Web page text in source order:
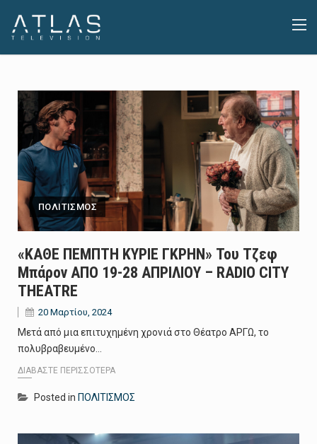
ΠΟΛΙΤΙΣΜΟΣ
«ΚΑΘΕ ΠΕΜΠΤΗ ΚΥΡΙΕ ΓΚΡΗΝ» Του Τζεφ
Μπάρον ΑΠΟ 19-28 ΑΠΡΙΛΙΟΥ – RADIO CITY
THEATRE
20 Μαρτίου, 2024
Μετά από μια επιτυχημένη χρονιά στο Θέατρο ΑΡΓΩ, το
πολυβραβευμένο…
ΔΙΑΒΆΣΤΕ ΠΕΡΙΣΣΌΤΕΡΑ
Posted in ΠΟΛΙΤΙΣΜΟΣ